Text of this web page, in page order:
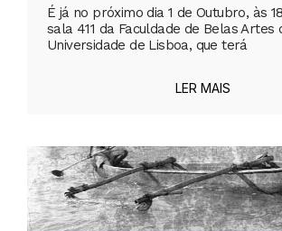
É já no próximo dia 1 de Outubro, às
sala 411 da Faculdade de Belas Artes
Universidade de Lisboa, que terá
LER MAIS